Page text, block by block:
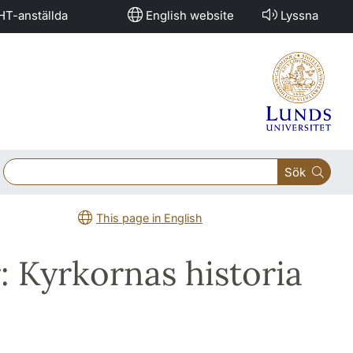
anställda English website Lyssna
Sök
This page in English
Kyrkornas historia